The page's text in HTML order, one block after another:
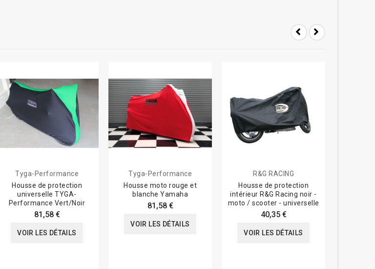
Tyga-Performance
Housse de protection
universelle TYGA-
Performance Vert/Noir
81,58 €
VOIR LES DÉTAILS
Tyga-Performance
Housse moto rouge et
blanche Yamaha
81,58 €
VOIR LES DÉTAILS
R&G RACING
Housse de protection
intérieur R&G Racing noir -
moto / scooter - universelle
40,35 €
VOIR LES DÉTAILS